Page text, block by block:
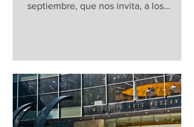
septiembre, que nos invita, a los